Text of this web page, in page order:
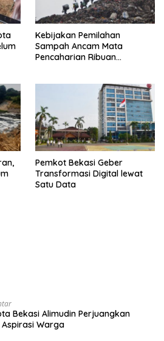
Kebijakan Pemilahan
Sampah Ancam Mata
Pencaharian Ribuan
Pemkot Bekasi Geber
Transformasi Digital lewat
Satu Data
Bekasi Alimudin Perjuangkan
Warga